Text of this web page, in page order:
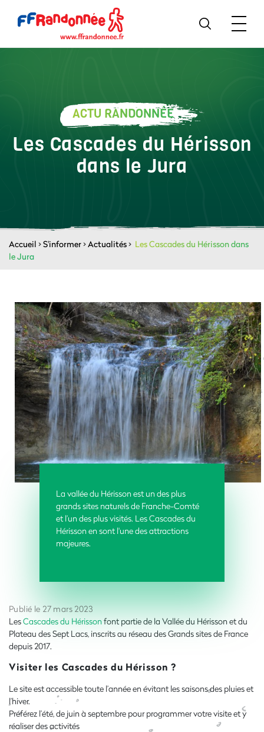
ACTU RANDONNÉE
Les Cascades du Hérisson
dans le Jura
Accueil >S'informer>Actualités> Les Cascades du Hérisson dans
le Jura
La vallée du Hérisson est un des plus
grands sites naturels de Franche-Comté
et l’un des plus visités. Les Cascades du
Hérisson en sont l'une des attractions
majeures.
Publié le 27 mars 2023
LesCascades du Hérisson font partie de la Vallée du Hérisson et du
Plateau des Sept Lacs, inscrits au réseau des Grands sites de France
depuis 2017.
Visiter les Cascades du Hérisson ?
Le site est accessible toute l’année en évitant les saisons des pluies et
l’hiver.
Préférez l’été, de juin à septembre pour programmer votre visite et y
réaliser des activités